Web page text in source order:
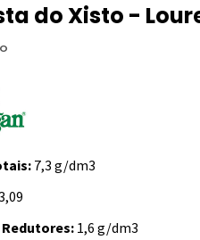
do Xisto -
7,3 g/dm3
1,6 g/dm3